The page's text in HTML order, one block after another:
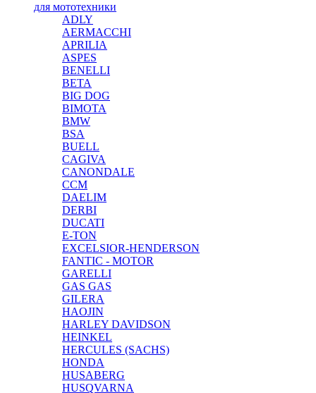
для мототехники
ADLY
AERMACCHI
APRILIA
ASPES
BENELLI
BETA
BIG DOG
BIMOTA
BMW
BSA
BUELL
CAGIVA
CANONDALE
CCM
DAELIM
DERBI
DUCATI
E-TON
EXCELSIOR-HENDERSON
FANTIC - MOTOR
GARELLI
GAS GAS
GILERA
HAOJIN
HARLEY DAVIDSON
HEINKEL
HERCULES (SACHS)
HONDA
HUSABERG
HUSQVARNA